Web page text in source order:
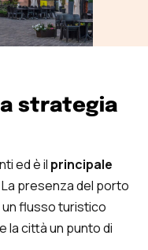
strategia
ed è il principale
La presenza del porto
un flusso turistico
città un punto di